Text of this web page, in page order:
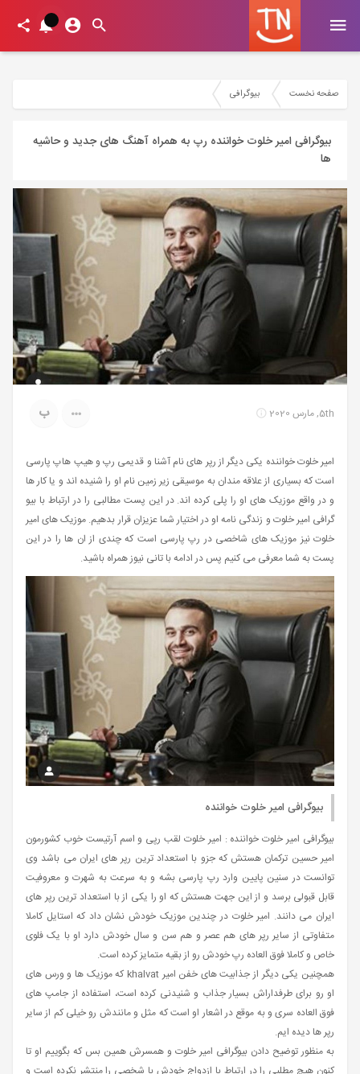
صفحه نخست بیوگرافی
بیوگرافی امیر خلوت خواننده رپ به همراه آهنگ های جدید و حاشیه
ها
5th, مارس 2020 ب
امیر خلوت خواننده یکی دیگر از رپر های نام آشنا و قدیمی رپ و هیپ هاپ پارسی
است که بسیاری از علاقه مندان به موسیقی زیر زمین نام او را شنیده اند و یا کار ها
و در واقع موزیک های او را پلی کرده اند. در این پست مطالبی را در ارتباط با بیو
گرافی امیر خلوت و زندگی نامه او در اختیار شما عزیزان قرار بدهیم. موزیک های امیر
خلوت نیز موزیک های شاخصی در رپ پارسی است که چندی از ان ها را در این
پست به شما معرفی می کنیم پس در ادامه با تانی نیوز همراه باشید.
بیوگرافی امیر خلوت خواننده
بیوگرافی امیر خلوت خواننده : امیر خلوت لقب رپی و اسم آرتیست خوب کشورمون
امیر حسین ترکمان هستش که جزو با استعداد ترین رپر های ایران می باشد وی
توانست در سنین پایین وارد رپ پارسی بشه و به سرعت به شهرت و معروفیت
قابل قبولی برسد و از این جهت هستش که او را یکی از با استعداد ترین رپر های
ایران می دانند. امیر خلوت در چندین موزیک خودش نشان داد که استایل کاملا
متفاوتی از سایر رپر های هم عصر و هم سن و سال خودش دارد او با یک فلوی
خاص و کاملا فوق العاده رپ خودش رو از بقیه متمایز کرده است.
همچنین یکی دیگر از جذابیت های خفن امیر khalvat که موزیک ها و ورس های
او رو برای طرفداراش بسیار جذاب و شنیدنی کرده است، استفاده از جامپ های
فوق العاده سری و به موقع در اشعار او است که مثل و مانندش رو خیلی کم از سایر
رپر ها دیده ایم.
به منظور توضیح دادن بیوگرافی امیر خلوت و همسرش همین بس که بگوییم او تا
کنون هیچ مطلبی را در ارتباط با ازدواج خودش با شخصی را منتشر نکرده است و